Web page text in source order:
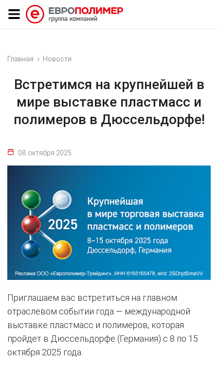
Главная Новости
Встретимся на крупнейшей в
мире выставке пластмасс и
полимеров в Дюссельдорфе!
08 октября 2025
Приглашаем вас встретиться на главном
отраслевом событии года — международной
выставке пластмасс и полимеров, которая
пройдет в Дюссельдорфе (Германия) с 8 по 15
октября 2025 года.